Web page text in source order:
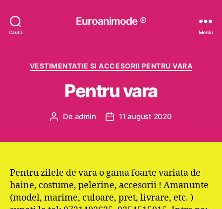
Caută
Euroanimode ®
Meniu
Categorii
VESTIMENTATIE SI ACCESORII PENTRU VARA
Pentru vara
Autor
De admin
Dată11 august 2020
Pentru zilele de vara o gama foarte variata de
haine, costume, pelerine, accesorii ! Amanunte
(model, marime, culoare, pret, livrare, etc. )